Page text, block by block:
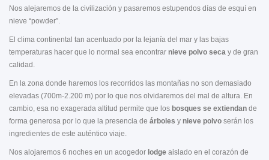
Nos alejaremos de la civilización y pasaremos estupendos días de esquí en
nieve “powder”.
El clima continental tan acentuado por la lejanía del mar y las bajas
temperaturas hacer que lo normal sea encontrar nieve polvo seca y de gran
calidad.
En la zona donde haremos los recorridos las montañas no son demasiado
elevadas (700m-2.200 m) por lo que nos olvidaremos del mal de altura. En
cambio, esa no exagerada altitud permite que los bosques se extiendan de
forma generosa por lo que la presencia de árboles y nieve polvo serán los
ingredientes de este auténtico viaje.
Nos alojaremos 6 noches en un acogedor lodge aislado en el corazón de